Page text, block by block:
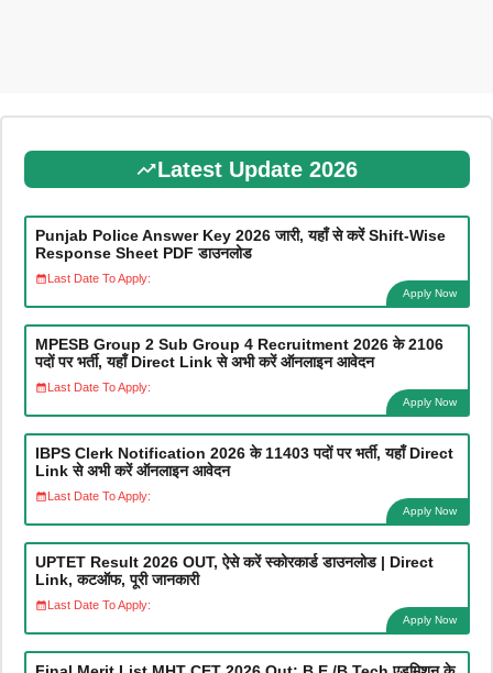
Latest Update 2026
Punjab Police Answer Key 2026 जारी, यहाँ से करें Shift-Wise
Response Sheet PDF डाउनलोड
Last Date To Apply:
Apply Now
MPESB Group 2 Sub Group 4 Recruitment 2026 के 2106
पदों पर भर्ती, यहाँ Direct Link से अभी करें ऑनलाइन आवेदन
Last Date To Apply:
Apply Now
IBPS Clerk Notification 2026 के 11403 पदों पर भर्ती, यहाँ Direct
Link से अभी करें ऑनलाइन आवेदन
Last Date To Apply:
Apply Now
UPTET Result 2026 OUT, ऐसे करें स्कोरकार्ड डाउनलोड | Direct
Link, कटऑफ, पूरी जानकारी
Last Date To Apply:
Apply Now